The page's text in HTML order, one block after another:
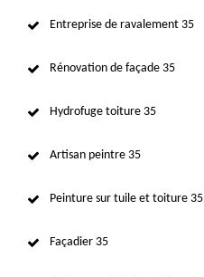
Entreprise de ravalement 35
Rénovation de façade 35
Hydrofuge toiture 35
Artisan peintre 35
Peinture sur tuile et toiture 35
Façadier 35